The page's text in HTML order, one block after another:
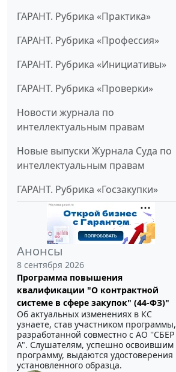
ГАРАНТ. Рубрика «Практика»
ГАРАНТ. Рубрика «Профессия»
ГАРАНТ. Рубрика «Инициативы»
ГАРАНТ. Рубрика «Проверки»
Новости журнала по
интеллектуальным правам
Новые выпуски Журнала Суда по
интеллектуальным правам
ГАРАНТ. Рубрика «Госзакупки»
Анонсы
8 сентября 2026
Программа повышения
квалификации "О контрактной
системе в сфере закупок" (44-ФЗ)"
Об актуальных изменениях в КС
узнаете, став участником программы,
разработанной совместно с АО ''СБЕР
А". Слушателям, успешно освоившим
программу, выдаются удостоверения
установленного образца.